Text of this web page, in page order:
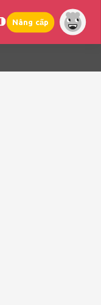
Nâng cấp